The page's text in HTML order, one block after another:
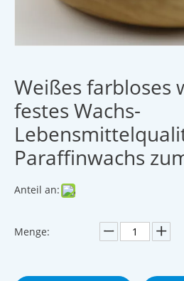
Weißes farbloses
festes Wachs-
Paraffinwachs
Anteil an:
Menge: